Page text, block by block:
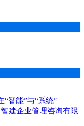
“智能”与“系统”‌
建企业管理咨询有限